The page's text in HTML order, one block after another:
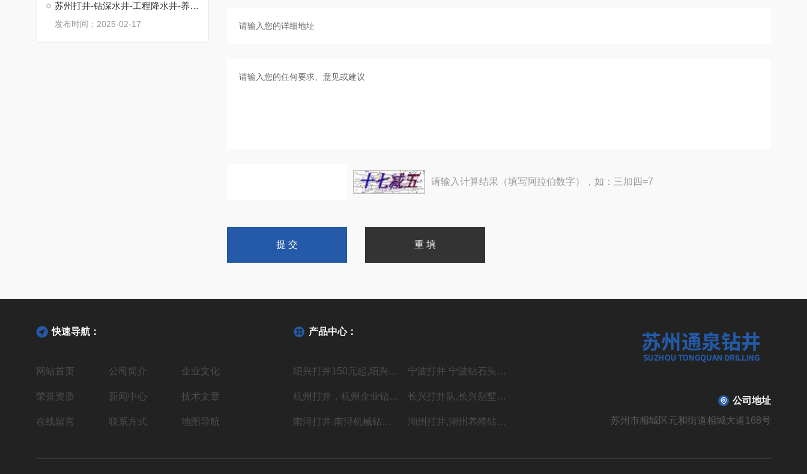
苏州打井-钻深水井-工程降水井-养殖井
发布时间：2025-02-17
请输入计算结果（填写阿拉伯数字），如：三加四=7
快速导航：
网站首页 公司简介 企业文化
荣誉资质 新闻中心 技术文章
在线留言 联系方式 地图导航
产品中心：
绍兴打井150元起,绍兴机器钻水井施工单位 宁波打井 宁波钻石头井20年经验丰富
杭州打井，杭州企业钻井，上门施工价格低 长兴打井队,长兴别墅打水井,本地专业钻井队
南浔打井,南浔机械钻岩石水深水井 湖州打井,湖州养殖钻岩石井 别墅用水井
公司地址
苏州市相城区元和街道相城大道168号